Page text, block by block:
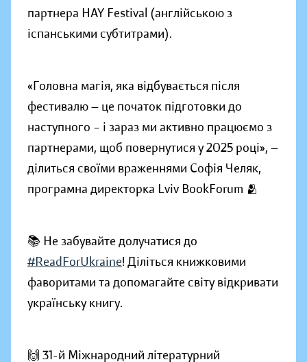
партнера HAY Festival (англійською з
іспанськими субтитрами).
«Головна магія, яка відбувається після
фестивалю — це початок підготовки до
наступного – і зараз ми активно працюємо з
партнерами, щоб повернутися у 2025 році», —
ділиться своїми враженнями Софія Челяк,
програмна директорка Lviv BookForum 🫂
📚 Не забувайте долучатися до
#ReadForUkraine! Діліться книжковими
фаворитами та допомагайте світу відкривати
українську книгу.
🙌 31-й Міжнародний літературний